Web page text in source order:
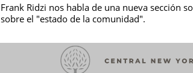
Frank Ridzi nos habla de una nueva sección
sobre el "estado de la comunidad".